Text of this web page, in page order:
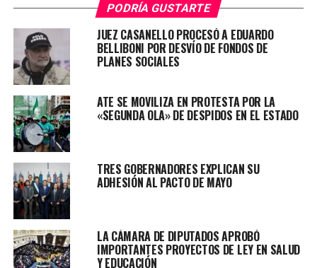
La jornada se iniciará a las 9.30 con el panel «Plan de
Exportaciones», sobre los desafíos y oportunidades de la
coyuntura global para las exportaciones argentinas, que
contará con las presentaciones de Todesca Bocco, el
subsecretario de Promoción del Comercio, Guillermo
Merediz, y el director ejecutivo de la Agencia Argentina
de Inversiones, Juan Usandivaras.
Posteriormente, se desarrollará el panel multisectorial
“De Argentina al Mundo”, sobre estímulos y beneficios
de la promoción comercial, y las experiencias de
empresas y entidades que participan en acciones de
promoción comercial.
Allí expondrán el director de Indupas Pastas Bettini,
PODRÍA GUSTARTE
JUEZ CASANELLO PROCESÓ A EDUARDO
BELLIBONI POR DESVÍO DE FONDOS DE
PLANES SOCIALES
ATE SE MOVILIZA EN PROTESTA POR LA
«SEGUNDA OLA» DE DESPIDOS EN EL ESTADO
TRES GOBERNADORES EXPLICAN SU
ADHESIÓN AL PACTO DE MAYO
LA CÁMARA DE DIPUTADOS APROBÓ
IMPORTANTES PROYECTOS DE LEY EN SALUD
Y EDUCACIÓN